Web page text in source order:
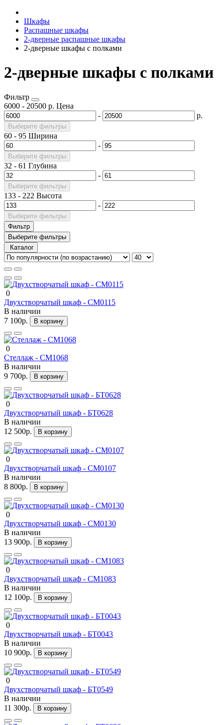
Шкафы
Распашные шкафы
2-дверные распашные шкафы
2-дверные шкафы с полками
2-дверные шкафы с полками
Фильтр
6000 - 20500 р. Цена
-
р.
Выберите фильтры
60 - 95 Ширина
-
Выберите фильтры
32 - 61 Глубина
-
Выберите фильтры
133 - 222 Высота
-
Выберите фильтры
Фильтр
Выберите фильтры
Каталог
0
Двухстворчатый шкаф - СМ0115
В наличии
7 100р.
В корзину
0
Стеллаж - СМ1068
В наличии
9 700р.
В корзину
0
Двухстворчатый шкаф - БТ0628
В наличии
12 500р.
В корзину
0
Двухстворчатый шкаф - СМ0107
В наличии
8 800р.
В корзину
0
Двухстворчатый шкаф - СМ0130
В наличии
13 900р.
В корзину
0
Двухстворчатый шкаф - СМ1083
В наличии
12 100р.
В корзину
0
Двухстворчатый шкаф - БТ0043
В наличии
10 900р.
В корзину
0
Двухстворчатый шкаф - БТ0549
В наличии
11 300р.
В корзину